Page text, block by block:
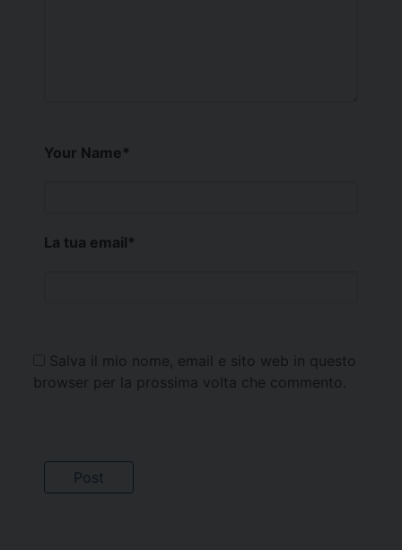
Your Name*
La tua email*
Salva il mio nome, email e sito web in questo
browser per la prossima volta che commento.